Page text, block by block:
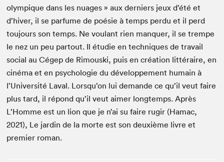
olympique dans les nuages » aux derniers jeux d’été et
d’hiver, il se parfume de poésie à temps perdu et il perd
toujours son temps. Ne voulant rien manquer, il se trempe
le nez un peu partout. Il étudie en techniques de travail
social au Cégep de Rimouski, puis en création littéraire, en
cinéma et en psychologie du développement humain à
l’Université Laval. Lorsqu’on lui demande ce qu’il veut faire
plus tard, il répond qu’il veut aimer longtemps. Après
L’Homme est un lion que je n’ai su faire rugir (Hamac,
2021), Le jardin de la morte est son deuxième livre et
premier roman.